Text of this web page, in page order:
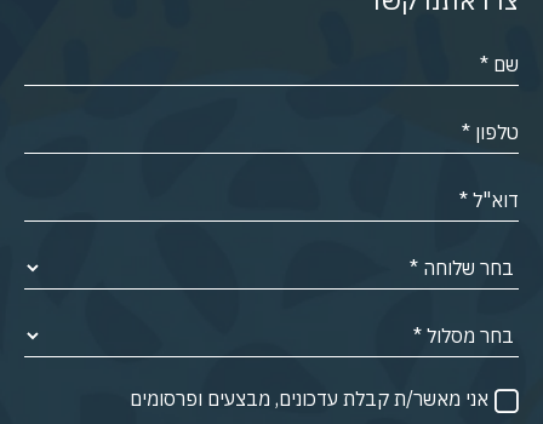
אני מאשר/ת קבלת עדכונים, מבצעים ופרסומים